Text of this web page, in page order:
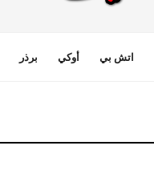
اتش بي أوكي برذر